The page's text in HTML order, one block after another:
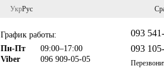
УкрРус
График работы:
Пн-Пт
09:00–17:00
Viber
096 909-05-05
093
093